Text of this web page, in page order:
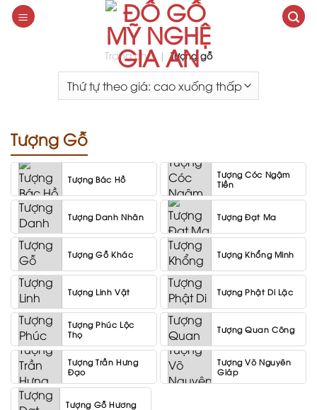
Skip
Trang chủ | Tượng gỗ
Tượng Gỗ
Tượng Bác Hồ
Tượng Cóc Ngậm
Tiền
Tượng Danh Nhân Tượng Đạt Ma
Tượng Gỗ Khác Tượng Khổng Minh
Tượng Linh Vật Tượng Phật Di Lặc
Tượng Phúc Lộc
Thọ
Tượng Quan Công
Tượng Trần Hưng
Đạo
Tượng Võ Nguyên
Giáp
Tượng Gỗ Hương